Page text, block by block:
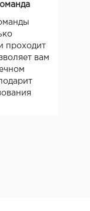
проходит
вам